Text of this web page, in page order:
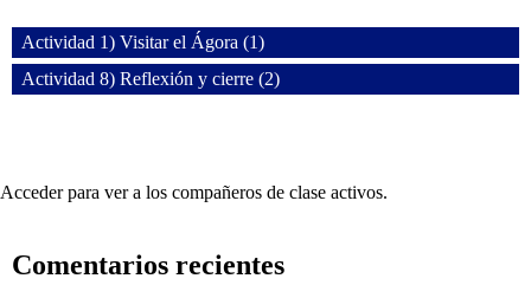
Actividad 1) Visitar el Ágora (1)
Actividad 8) Reflexión y cierre (2)
Acceder para ver a los compañeros de clase activos.
Comentarios recientes